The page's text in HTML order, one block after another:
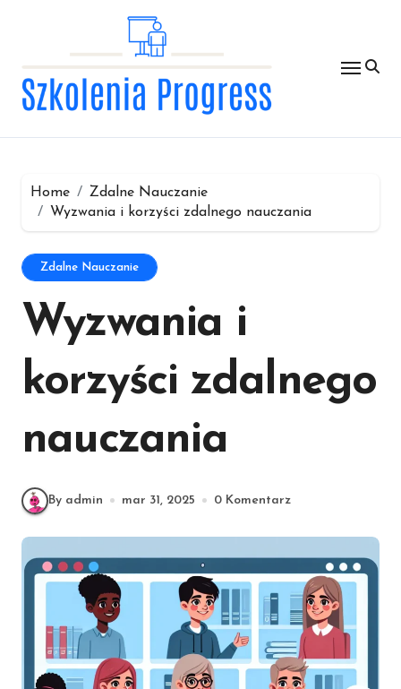
Home
Zdalne Nauczanie
Wyzwania i korzyści zdalnego nauczania
Zdalne Nauczanie
Wyzwania i
korzyści zdalnego
nauczania
By admin mar 31, 2025 0 Komentarz